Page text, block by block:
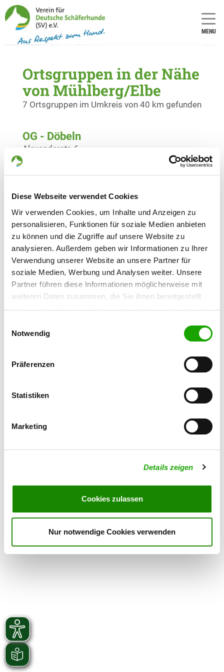
Diese Webseite verwendet Cookies
Wir verwenden Cookies, um Inhalte und Anzeigen zu
personalisieren, Funktionen für soziale Medien anbieten
zu können und die Zugriffe auf unsere Website zu
analysieren. Außerdem geben wir Informationen zu Ihrer
Verwendung unserer Website an unsere Partner für
soziale Medien, Werbung und Analysen weiter. Unsere
Partner führen diese Informationen möglicherweise mit
weiteren Daten zusammen, die Sie ihnen bereitgestellt
haben oder die sie im Rahmen Ihrer Nutzung der Dienste
Cookies, wenn Sie unsere Webseite weiterhin nutzen.
Notwendig
Präferenzen
Statistiken
Marketing
Details zeigen
Cookies zulassen
Nur notwendige Cookies verwenden
MENU
Ortsgruppen in der Nähe
von Mühlberg/Elbe
7 Ortsgruppen im Umkreis von 40 km gefunden
OG - Döbeln
Details
Alexanderstr. 6
OG - Torgau e.V.
Details
04860 Torgau
OG - Jessen/E.
Gerbis Vorwerk 3
06917 Jessen-Gerbisbach
04924 Prestewitz
OG - Riesa
Details
Forstwiesenweg
Salzstr. 6
04827 Machern